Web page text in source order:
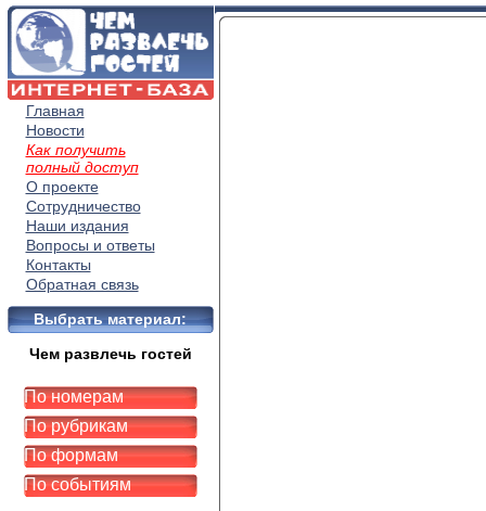
Главная
Новости
Как получить
полный доступ
О проекте
Сотрудничество
Наши издания
Вопросы и ответы
Контакты
Обратная связь
Выбрать материал:
Чем развлечь гостей
По номерам
По рубрикам
По формам
По событиям